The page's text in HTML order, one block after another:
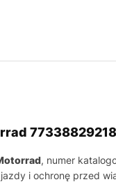
, numer
i ochronę przed